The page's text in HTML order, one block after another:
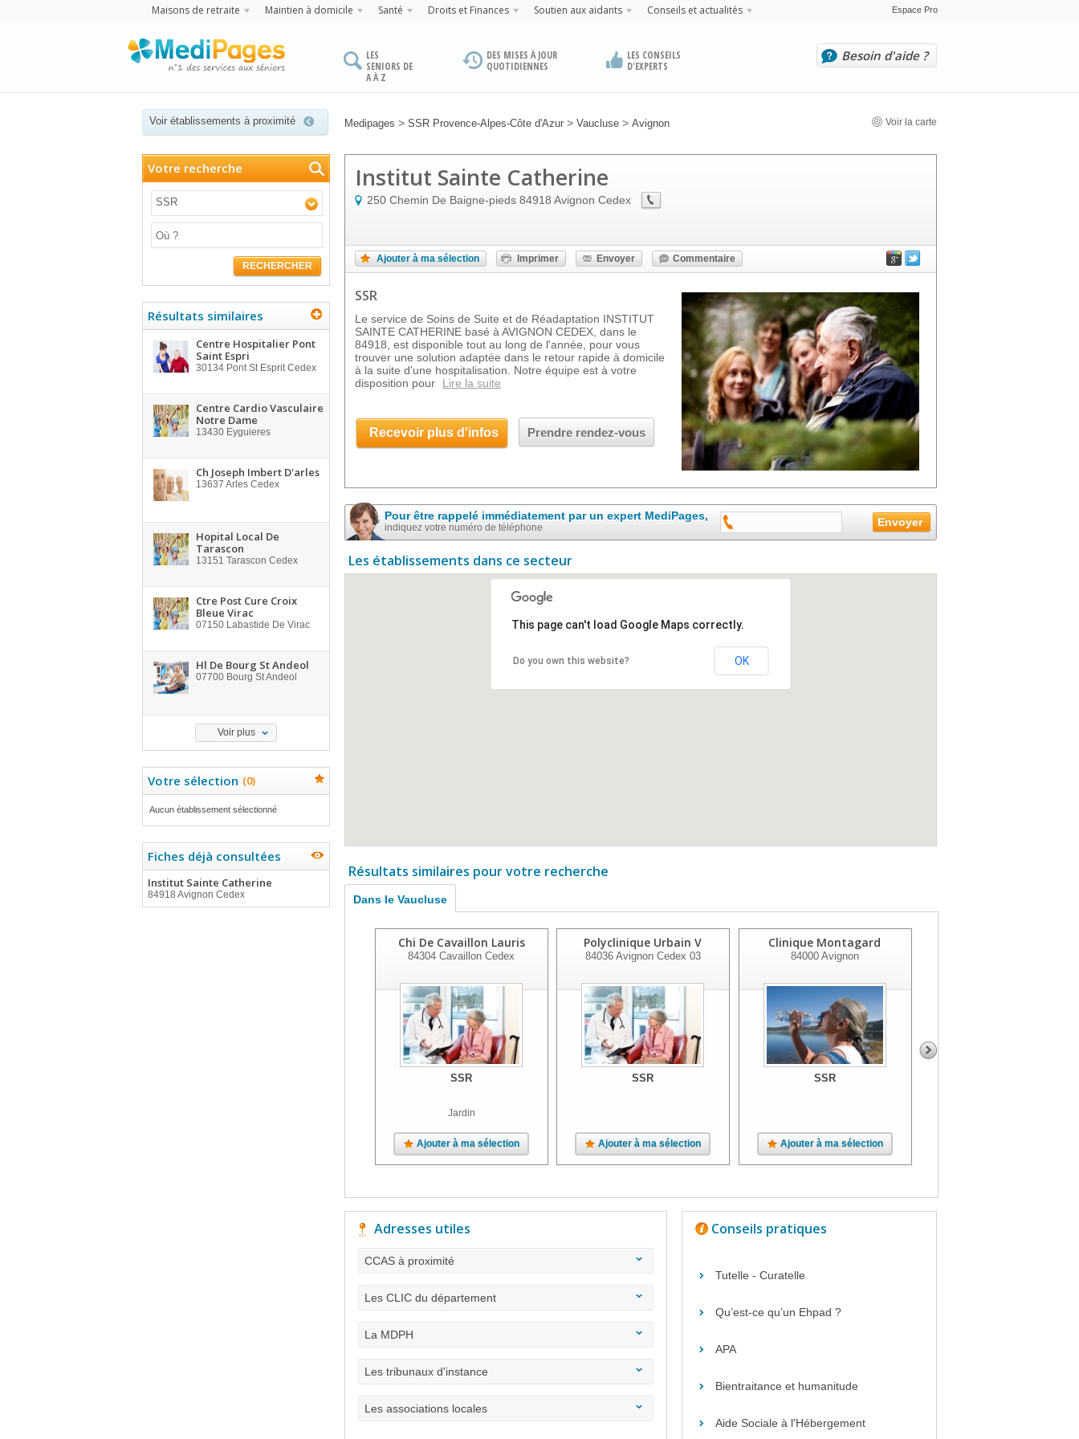
Maisons de retraite Maintien à domicile Santé Droits et Finances Soutien aux aidants Conseils et actualités Espace Pro
LES
SENIORS DE
A À Z
DES MISES À JOUR
QUOTIDIENNES
LES CONSEILS
D'EXPERTS
Besoin d'aide ?
Voir établissements à proximité Medipages > SSR Provence-Alpes-Côte d'Azur > Vaucluse > Avignon Voir la carte
Votre recherche
SSR
RECHERCHER
Résultats similaires
Centre Hospitalier Pont
Saint Espri
30134 Pont St Esprit Cedex
Centre Cardio Vasculaire
Notre Dame
13430 Eyguieres
Ch Joseph Imbert D'arles
13637 Arles Cedex
Hopital Local De
Tarascon
13151 Tarascon Cedex
Ctre Post Cure Croix
Bleue Virac
07150 Labastide De Virac
Hl De Bourg St Andeol
07700 Bourg St Andeol
Voir plus
Votre sélection (0)
Aucun établissement sélectionné
Fiches déjà consultées
Institut Sainte Catherine
84918 Avignon Cedex
Institut Sainte Catherine
250 Chemin De Baigne-pieds 84918 Avignon Cedex
Ajouter à ma sélection Imprimer Envoyer Commentaire
SSR
Le service de Soins de Suite et de Réadaptation INSTITUT
SAINTE CATHERINE basé à AVIGNON CEDEX, dans le
84918, est disponible tout au long de l'année, pour vous
trouver une solution adaptée dans le retour rapide à domicile
à la suite d'une hospitalisation. Notre équipe est à votre
disposition pour
Lire la suite
Recevoir plus d'infos Prendre rendez-vous
Pour être rappelé immédiatement par un expert MediPages,
indiquez votre numéro de téléphone
Les établissements dans ce secteur
This page can't load Google Maps correctly.
Do you own this website? OK
Résultats similaires pour votre recherche
Dans le Vaucluse
Chi De Cavaillon Lauris
84304 Cavaillon Cedex
SSR
Jardin
Ajouter à ma sélection
Polyclinique Urbain V
84036Avignon Cedex 03
SSR
Ajouter à ma sélection
Clinique Montagard
84000Avignon
SSR
Ajouter à ma sélection
Adresses utiles
CCAS à proximité
Les CLIC du département
La MDPH
Les tribunaux d'instance
Les associations locales
Conseils pratiques
Tutelle - Curatelle
Qu’est-ce qu’un Ehpad ?
APA
Bientraitance et humanitude
Aide Sociale à l'Hébergement